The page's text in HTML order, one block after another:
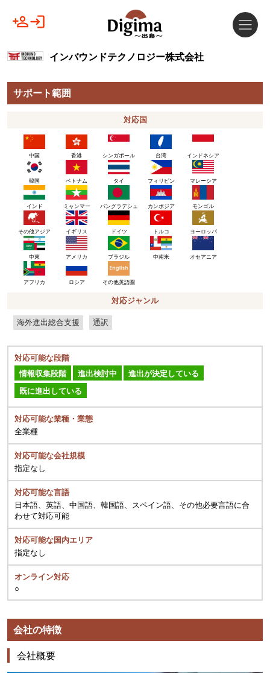
インバウンドテクノロジー株式会社
サポート範囲
対応国
中国 香港 シンガポール 台湾 インドネシア
韓国 ベトナム タイ フィリピン マレーシア
インド ミャンマー バングラデシュ カンボジア モンゴル
その他アジア イギリス ドイツ トルコ ヨーロッパ
中東 アメリカ ブラジル 中南米 オセアニア
アフリカ ロシア その他英語圏
対応ジャンル
海外進出総合支援 通訳
対応可能な段階
情報収集段階
進出検討中
進出が決定している
既に進出している
対応可能な業種・業態
全業種
対応可能な会社規模
指定なし
対応可能な言語
日本語、英語、中国語、韓国語、スペイン語、その他必要言語に合
わせて対応可能
対応可能な国内エリア
指定なし
オンライン対応
○
会社の特徴
会社概要